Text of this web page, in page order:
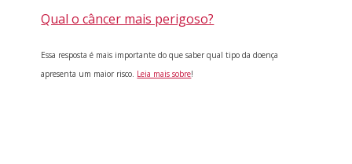
Qual o câncer mais perigoso?
Essa resposta é mais importante do que saber qual tipo da doença
apresenta um maior risco. Leia mais sobre!